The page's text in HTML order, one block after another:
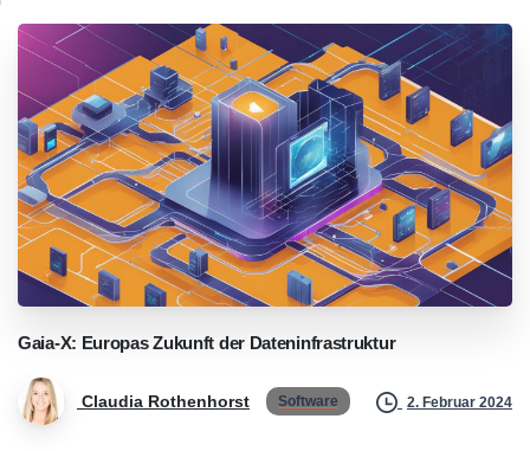
Gaia-X: Europas Zukunft der Dateninfrastruktur
Claudia Rothenhorst Software 2. Februar 2024